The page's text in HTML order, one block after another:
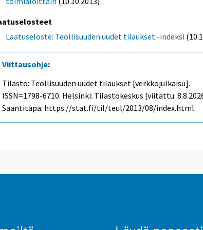
Laatuseloste: Teollisuuden uudet tilaukset -indeksi
Viittausohje:
Tilasto: Teollisuuden uudet tilaukset [verkkojulkaisu].
ISSN=1798-6710. Helsinki: Tilastokeskus [viitattu:
Saantitapa: https://stat.fi/til/teul/2013/08/index.html